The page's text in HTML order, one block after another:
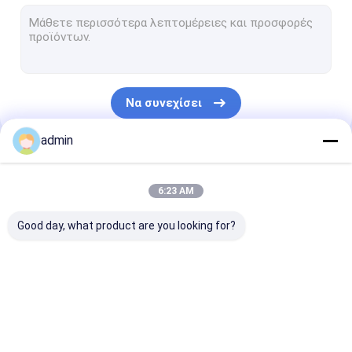
Κυκλική μηχανή αργαλειών
Τεχνητή γραμμή παραγωγής χλόης
κυκλικά ανταλλακτικά αργαλειών
Μουσαμάς που κατασκευάζει τη μηχανή
Να συνεχίσει
Οι Κατηγορίες Μας
admin
6:23 AM
Good day, what product are you looking for?